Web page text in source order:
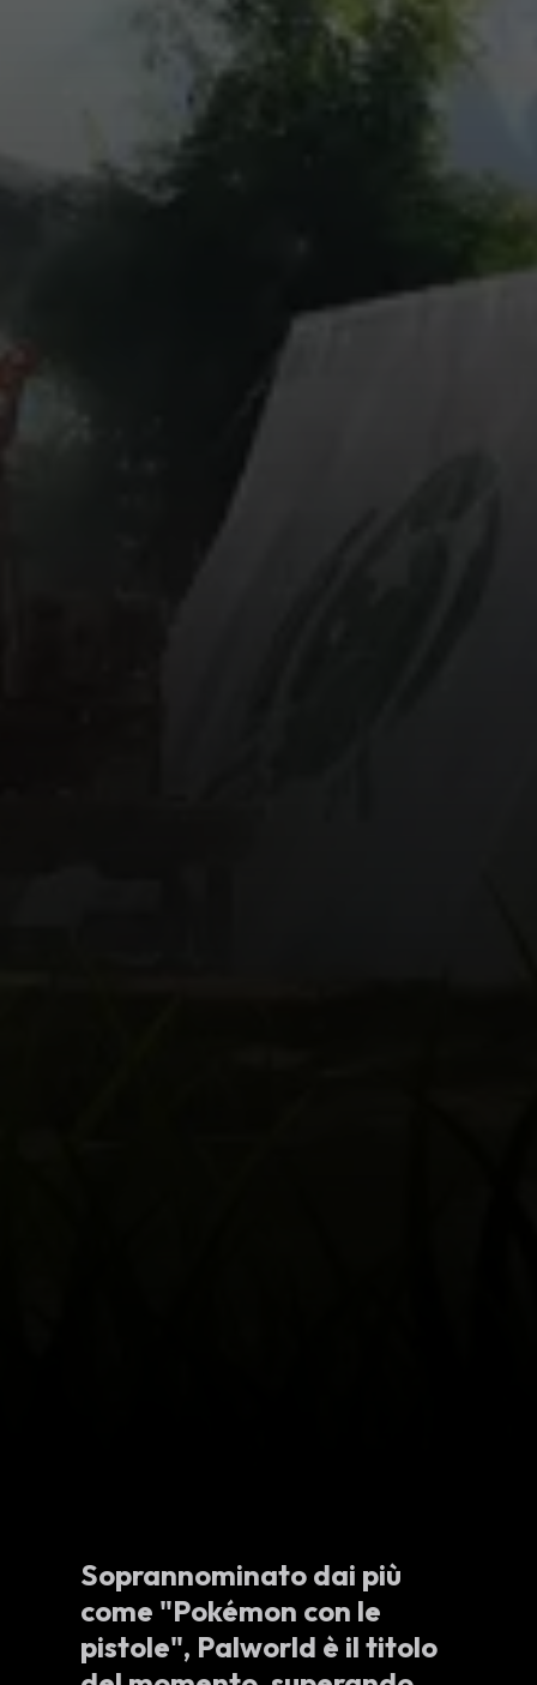
Soprannominato dai più
come "Pokémon con le
pistole", Palworld è il titolo